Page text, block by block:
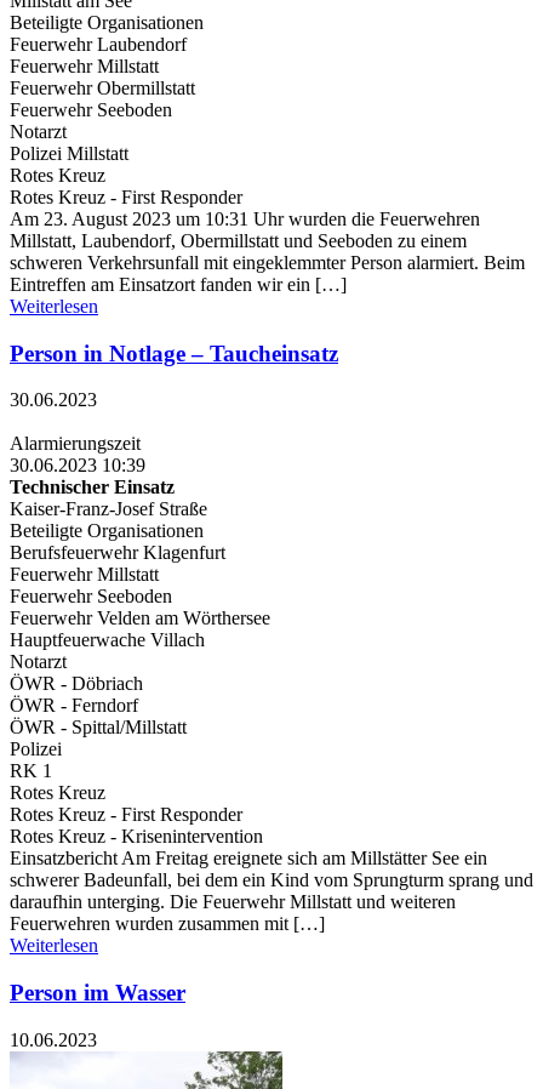
Beteiligte Organisationen
Feuerwehr Laubendorf
Feuerwehr Millstatt
Feuerwehr Obermillstatt
Feuerwehr Seeboden
Notarzt
Polizei Millstatt
Rotes Kreuz
Rotes Kreuz - First Responder
Am 23. August 2023 um 10:31 Uhr wurden die Feuerwehren
Millstatt, Laubendorf, Obermillstatt und Seeboden zu einem
schweren Verkehrsunfall mit eingeklemmter Person alarmiert. Beim
Eintreffen am Einsatzort fanden wir ein […]
Weiterlesen
Person in Notlage – Taucheinsatz
30.06.2023
Alarmierungszeit
30.06.2023 10:39
Technischer Einsatz
Kaiser-Franz-Josef Straße
Beteiligte Organisationen
Berufsfeuerwehr Klagenfurt
Feuerwehr Millstatt
Feuerwehr Seeboden
Feuerwehr Velden am Wörthersee
Hauptfeuerwache Villach
Notarzt
ÖWR - Döbriach
ÖWR - Ferndorf
ÖWR - Spittal/Millstatt
Polizei
RK 1
Rotes Kreuz
Rotes Kreuz - First Responder
Rotes Kreuz - Krisenintervention
Einsatzbericht Am Freitag ereignete sich am Millstätter See ein
schwerer Badeunfall, bei dem ein Kind vom Sprungturm sprang und
daraufhin unterging. Die Feuerwehr Millstatt und weiteren
Feuerwehren wurden zusammen mit […]
Weiterlesen
Person im Wasser
10.06.2023